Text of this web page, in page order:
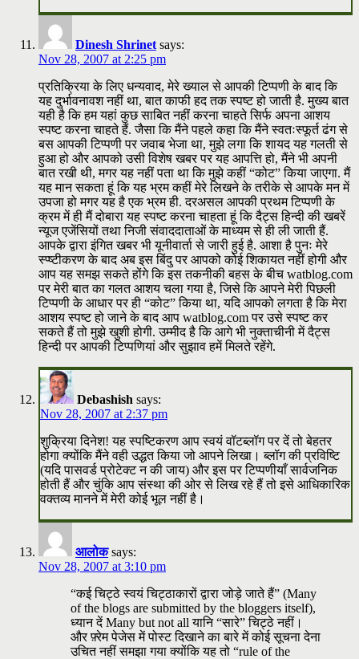
Dinesh Shrinet says:
Nov 28, 2007 at 2:25 pm
प्रतिक्रिया के लिए धन्यवाद, मेरे ख्याल से आपकी टिप्पणी के बाद कि
यह दुर्भावनावश नहीं था, बात काफी हद तक स्पष्ट हो जाती है. मुख्य बात
यही है कि हम यहां कुछ साबित नहीं करना चाहते सिर्फ अपना आशय
स्पष्ट करना चाहते हैं. जैसा कि मैंने पहले कहा कि मैंने स्वतःस्फूर्त ढंग से
बस आपकी टिप्पणी पर जवाब भेजा था, मुझे लगा कि शायद यह गलती से
हुआ हो और आपको उसी विशेष खबर पर यह आपत्ति हो, मैंने भी अपनी
बात रखी थी, मगर यह नहीं पता था कि मुझे कहीं “कोट” किया जाएगा. मैं
यह मान सकता हूं कि यह भ्रम कहीं मेरे लिखने के तरीके से आपके मन में
उपजा हो मगर यह है एक भ्रम ही. दरअसल आपकी प्रथम टिप्पणी के
क्रम में ही मैं दोबारा यह स्पष्ट करना चाहता हूं कि दैट्स हिन्दी की खबरें
न्यूज एजेंसियों तथा निजी संवाददाताओं के माध्यम से ही ली जाती हैं.
आपके द्वारा इंगित खबर भी यूनीवार्ता से जारी हुई है. आशा है पुनः मेरे
स्प्ष्टीकरण के बाद अब इस बिंदु पर आपको कोई शिकायत नहीं होगी और
आप यह समझ सकते होंगे कि इस तकनीकी बहस के बीच watblog.com
पर मेरी बात का गलत आशय चला गया है, जिसे कि आपने मेरी पिछली
टिप्पणी के आधार पर ही “कोट” किया था, यदि आपको लगता है कि मेरा
आशय स्पष्ट हो जाने के बाद आप watblog.com पर उसे स्पष्ट कर
सकते हैं तो मुझे खुशी होगी. उम्मीद है कि आगे भी नुक्ताचीनी में दैट्स
हिन्दी पर आपकी टिप्पणियां और सुझाव हमें मिलते रहेंगे.
Debashish says:
Nov 28, 2007 at 2:37 pm
शुक्रिया दिनेश! यह स्पष्टिकरण आप स्वयं वॉटब्लॉग पर दें तो बेहतर
होगा क्योंकि मैंने वही उद्धत किया जो आपने लिखा। ब्लॉग की प्रविष्टि
(यदि पासवर्ड प्रोटेक्ट न की जाय) और इस पर टिप्पणीयाँ सार्वजनिक
होती हैं और चुंकि आप संस्था की ओर से लिख रहे हैं तो इसे आधिकारिक
वक्तव्य मानने में मेरी कोई भूल नहीं है।
आलोक says:
Nov 28, 2007 at 3:10 pm
“कई चिट्ठे स्वयं चिट्ठाकारों द्वारा जोड़े जाते हैं” (Many
of the blogs are submitted by the bloggers itself),
ध्यान दें Many but not all यानि “सारे” चिट्ठे नहीं।
और फ़्रेम पेजेस में पोस्ट दिखाने का बारे में कोई सूचना देना
उचित नहीं समझा गया क्योंकि यह तो “rule of the